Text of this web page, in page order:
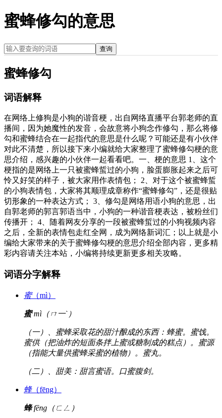
蜜蜂修勾的意思
查询
蜜蜂修勾
词语解释
在网络上修狗是小狗的谐音梗，出自网络直播平台郭老师的直
播间，因为她魔性的发音，会故意将小狗念作修勾，那么将修
勾和蜜蜂结合在一起指代的意思是什么呢？可能还是有小伙伴
对此不清楚，所以接下来小编就给大家整理了蜜蜂修勾梗的意
思介绍，感兴趣的小伙伴一起看看吧。一、梗的意思 1、这个
梗指的是网络上一只被蜜蜂蜇过的小狗，脸蛋膨胀起来之后可
怜又好笑的样子，被大家用作表情包； 2、对于这个被蜜蜂蜇
的小狗表情包，大家将其顺理成章称作“蜜蜂修勾”，还是很贴
切形象的一种表达方式； 3、修勾是网络用语小狗的意思，出
自郭老师的郭言郭语当中，小狗的一种谐音梗表达，被粉丝们
传播开； 4、随着网友分享的一段被蜜蜂蜇过的小狗视频内容
之后，全新的表情包走红全网，成为网络新词汇；以上就是小
编给大家带来的关于蜜蜂修勾梗的意思介绍全部内容，更多精
彩内容请关注本站，小编将持续更新更多相关攻略。
词语分字解释
蜜（mì）
蜜mì（ㄇ一ˋ）
（一）、蜜蜂采取花的甜汁酿成的东西：蜂蜜。蜜饯。
蜜供（把油炸的短面条拌上蜜或糖制成的糕点）。蜜源
（指能大量供蜜蜂采蜜的植物）。蜜丸。
（二）、甜美：甜言蜜语。口蜜腹剑。
蜂（fēng）
蜂fēng（ㄈㄥ）